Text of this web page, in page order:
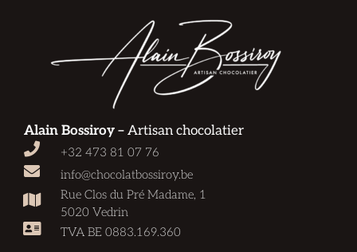
Alain Bossiroy – Artisan chocolatier
+32 473 81 07 76
info@chocolatbossiroy.be
Rue Clos du Pré Madame, 1
5020 Vedrin
TVA BE 0883.169.360